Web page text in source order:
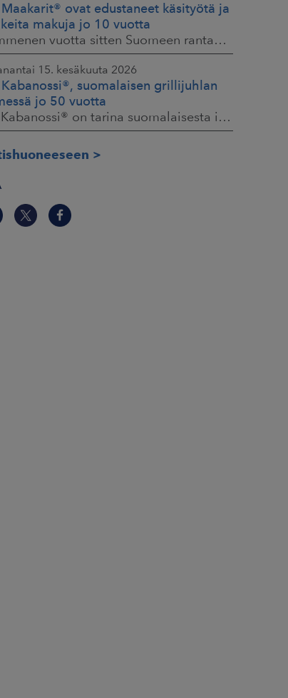
ovat edustaneet käsityötä ja
makuja jo 10 vuotta
Kymmenen vuotta sitten Suomeen rantautui uusi ilmiö: artesaanihenkisyys. Pienpanimoiden ja käsityöläistuotteiden nostaessa päätään HKFoodsilla tunnistettiin,
15. kesäkuuta 2026
Kabanossi®, suomalaisen grillijuhlan
jo 50 vuotta
HK Kabanossi® on tarina suomalaisesta intohimosta, innovaatiosta ja yhteisistä hetkistä grillin äärellä. Se on legenda, joka ei alkanut suurista strategioista,